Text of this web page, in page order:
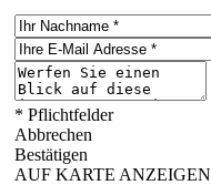
* Pflichtfelder
Abbrechen
Bestätigen
AUF KARTE ANZEIGEN